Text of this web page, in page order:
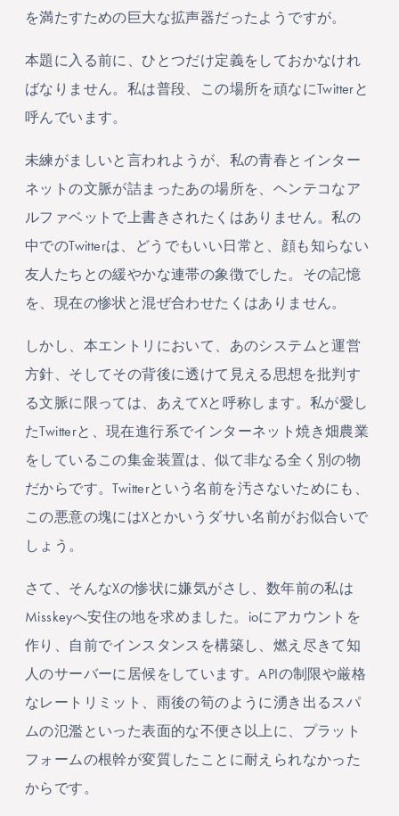
を満たすための巨大な拡声器だったようですが。
本題に入る前に、ひとつだけ定義をしておかなけれ
ばなりません。私は普段、この場所を頑なにTwitterと
呼んでいます。
未練がましいと言われようが、私の青春とインター
ネットの文脈が詰まったあの場所を、ヘンテコなア
ルファベットで上書きされたくはありません。私の
中でのTwitterは、どうでもいい日常と、顔も知らない
友人たちとの緩やかな連帯の象徴でした。その記憶
を、現在の惨状と混ぜ合わせたくはありません。
しかし、本エントリにおいて、あのシステムと運営
方針、そしてその背後に透けて見える思想を批判す
る文脈に限っては、あえてXと呼称します。私が愛し
たTwitterと、現在進行系でインターネット焼き畑農業
をしているこの集金装置は、似て非なる全く別の物
だからです。Twitterという名前を汚さないためにも、
この悪意の塊にはXとかいうダサい名前がお似合いで
しょう。
さて、そんなXの惨状に嫌気がさし、数年前の私は
Misskeyへ安住の地を求めました。ioにアカウントを
作り、自前でインスタンスを構築し、燃え尽きて知
人のサーバーに居候をしています。APIの制限や厳格
なレートリミット、雨後の筍のように湧き出るスパ
ムの氾濫といった表面的な不便さ以上に、プラット
フォームの根幹が変質したことに耐えられなかった
からです。